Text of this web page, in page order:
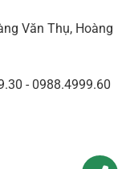
Văn Thụ, Hoàng
- 0988.4999.60